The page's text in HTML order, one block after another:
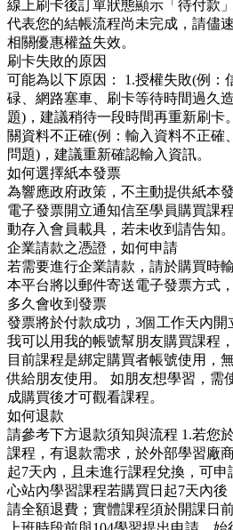
線上刷卡後訂單狀態顯示「待付款」
代表您的結帳流程尚未完成，請儘
相關優惠權益失效。
刷卡失敗的原因
可能為以下原因： 1.授權失敗(例：
碌、網路塞車、刷卡等待時間過久
題)，建議稍待一段時間再重新刷卡
關資料不正確(例：輸入資料不正確
問題)，建議重新確認輸入資訊。
如何選擇紙本發票
為響應政府政策，不主動提供紙本
電子發票開立通知信至學員購買課
動存入會員載具，若未收到請告知。
企業請款之憑證，如何申請
若需要進行企業請款，請於購買時
本平台將以郵件寄送電子發票方式
多久會收到發票
發票將於付款成功，3個工作天內開
我可以用我的帳號幫朋友購買課程
目前課程是綁定購買者帳號使用，
供給朋友使用。 如朋友想學習，需
成購買後才可觀看課程。
如何退款
請參考下方退款須知與流程 1.若您
課程，有退款需求，於外部學習廠
起7天內，且未進行課程兌換，可申
心站內學習課程若購買日起7天內後
請全額退費；實體課程須於開課日